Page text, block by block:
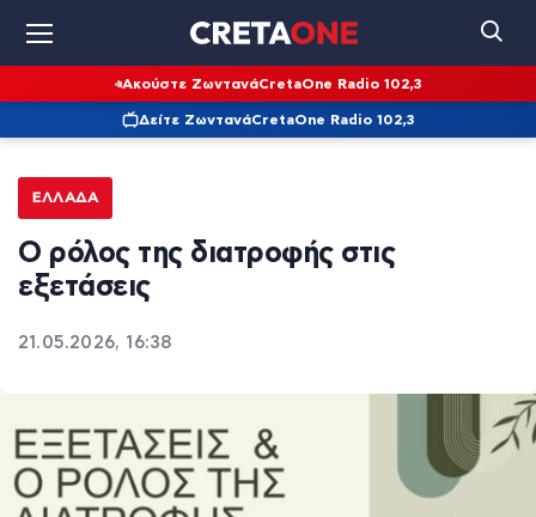
Ακούστε ΖωντανάCretaOne Radio 102,3
Δείτε ΖωντανάCretaOne Radio 102,3
ΕΛΛΆΔΑ
Ο ρόλος της διατροφής στις
εξετάσεις
21.05.2026, 16:38